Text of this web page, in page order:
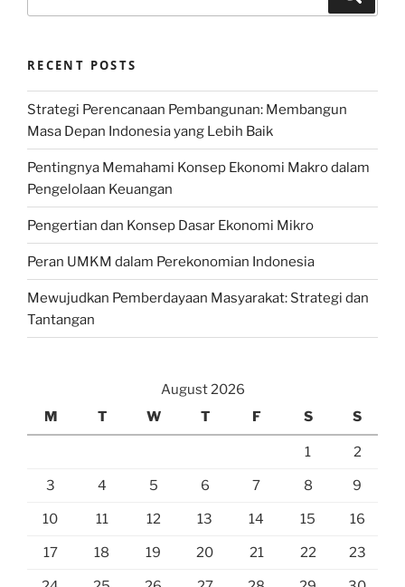
RECENT POSTS
Strategi Perencanaan Pembangunan: Membangun
Masa Depan Indonesia yang Lebih Baik
Pentingnya Memahami Konsep Ekonomi Makro dalam
Pengelolaan Keuangan
Pengertian dan Konsep Dasar Ekonomi Mikro
Peran UMKM dalam Perekonomian Indonesia
Mewujudkan Pemberdayaan Masyarakat: Strategi dan
Tantangan
August 2026
M
T W T F S S
1 2
3 4 5 6 7 8 9
10 11 12 13 14 15 16
17 18 19 20 21 22 23